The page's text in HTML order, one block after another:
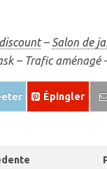
–Salon de
– Trafic aménagé
Épingler